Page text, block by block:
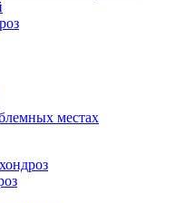
местах